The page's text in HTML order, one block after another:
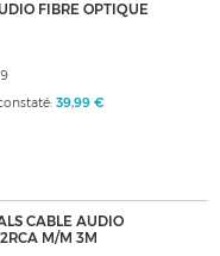
FIBRE OPTIQUE
39,99 €
CABLE AUDIO
M/M 3M